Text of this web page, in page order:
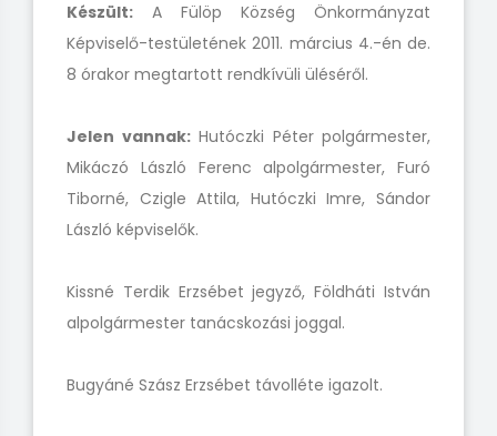
Készült: A Fülöp Község Önkormányzat
Képviselő-testületének 2011. március 4.-én de.
8 órakor megtartott rendkívüli üléséről.
Jelen vannak:Hutóczki Péter polgármester,
Mikáczó László Ferenc alpolgármester, Furó
Tiborné, Czigle Attila, Hutóczki Imre, Sándor
László képviselők.
Kissné Terdik Erzsébet jegyző, Földháti István
alpolgármester tanácskozási joggal.
Bugyáné Szász Erzsébet távolléte igazolt.